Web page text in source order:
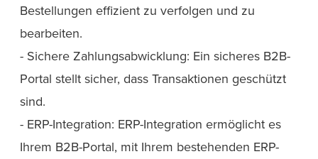
Bestellungen effizient zu verfolgen und zu
bearbeiten.
- Sichere Zahlungsabwicklung: Ein sicheres B2B-
Portal stellt sicher, dass Transaktionen geschützt
sind.
- ERP-Integration: ERP-Integration ermöglicht es
Ihrem B2B-Portal, mit Ihrem bestehenden ERP-